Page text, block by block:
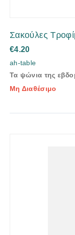
Σακούλες
€4.20
ah-table
Τα ψώνια της
Μη Διαθέσιμο